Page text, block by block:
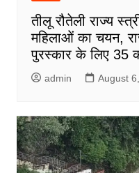
तीलू रौतेली राज्य
महिलाओं का चयन,
पुरस्कार के लिए 35
admin August